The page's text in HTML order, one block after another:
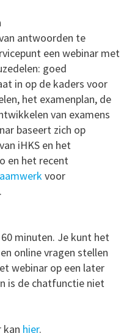
antwoorden te
een webinar met
goed
in op de kaders voor
het examenplan, de
van examens
baseert zich op
iHKS en het
en het recent
voor
minuten. Je kunt het
online vragen stellen
webinar op een later
is de chatfunctie niet
kan hier.